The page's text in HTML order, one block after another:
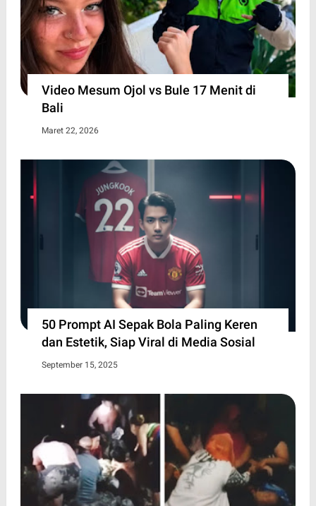
Video Mesum Ojol vs Bule 17 Menit di
Bali
Maret 22, 2026
50 Prompt AI Sepak Bola Paling Keren
dan Estetik, Siap Viral di Media Sosial
September 15, 2025